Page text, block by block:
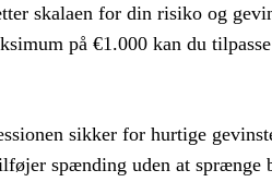
skalaen for din risiko og
på €1.000 kan du
sikker for hurtige
spænding uden at sprænge